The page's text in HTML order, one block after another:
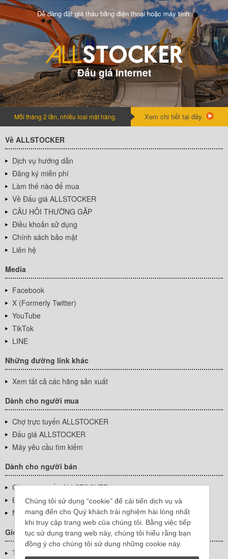
Chúng tôi sử dụng “cookie” để cải tiến dịch vụ và
mang đến cho Quý khách trải nghiệm hài lòng nhất
khi truy cập trang web của chúng tôi. Bằng việc tiếp
tục sử dụng trang web này, chúng tôi hiểu rằng bạn
đồng ý cho chúng tôi sử dụng những cookie này.
Dễ dàng đặt giá thầu bằng điện thoại hoặc máy tính.
Đấu giá internet
Mỗi tháng 2 lần, nhiều loai mặt hàng. Xem chi tiết tại đây.
Về ALLSTOCKER
Dịch vụ hướng dẫn
Đăng ký miễn phí
Làm thế nào để mua
Về Đấu giá ALLSTOCKER
CÂU HỎI THƯỜNG GẶP
Điều khoản sử dụng
Chính sách bảo mật
Liên hệ
Media
Facebook
X (Formerly Twitter)
YouTube
TikTok
LINE
Những đường link khác
Xem tất cả các hãng sản xuất
Dành cho người mua
Chợ trực tuyến ALLSTOCKER
Đấu giá ALLSTOCKER
Máy yêu cầu tìm kiếm
Dành cho người bán
Chợ trực tuyến ALLSTOCKER
Đấu giá ALLSTOCKER
Máy yêu cầu tìm kiếm
Giới thiệu công ty
Thông tin về doanh nghiệp